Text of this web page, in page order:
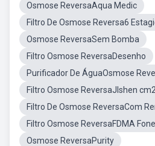
Osmose ReversaAqua Medic
Filtro De Osmose Reversa6
Osmose ReversaSem Bomba
Filtro Osmose ReversaDesenho
Purificador De ÁguaOsmose
Filtro Osmose ReversaJlshen
Filtro De Osmose ReversaCom
Filtro Osmose ReversaFDMA Fone
Osmose ReversaPurity